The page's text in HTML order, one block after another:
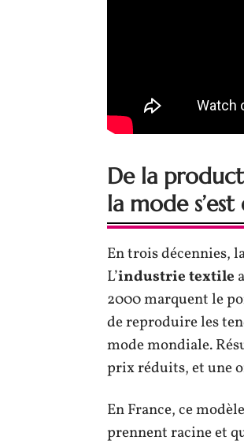
De la
la mode
En trois décennies,
L’industrie textile
2000 marquent le
de reproduire les
mode mondiale.
prix réduits, et une
En France, ce
prennent racine et